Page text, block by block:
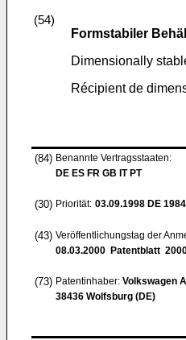
(54)
Formstabiler
Dimensionally
Récipient de
(84) Benannte Vertragsstaaten:
DE ES FR GB IT PT
(30) Priorität: 03.09.1998 DE
(43) Veröffentlichungstag der
08.03.2000 Patentblatt
(73) Patentinhaber: Volkswagen
38436 Wolfsburg (DE)